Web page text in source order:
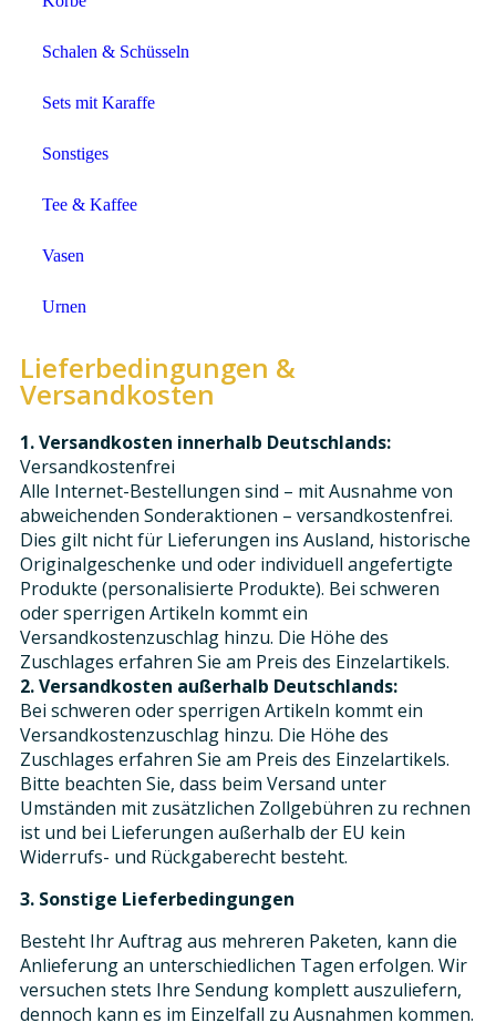
Schalen & Schüsseln
Sets mit Karaffe
Sonstiges
Tee & Kaffee
Vasen
Urnen
Lieferbedingungen &
Versandkosten
1. Versandkosten innerhalb Deutschlands:
Versandkostenfrei
Alle Internet-Bestellungen sind – mit Ausnahme von
abweichenden Sonderaktionen – versandkostenfrei.
Dies gilt nicht für Lieferungen ins Ausland, historische
Originalgeschenke und oder individuell angefertigte
Produkte (personalisierte Produkte). Bei schweren
oder sperrigen Artikeln kommt ein
Versandkostenzuschlag hinzu. Die Höhe des
Zuschlages erfahren Sie am Preis des Einzelartikels.
2. Versandkosten außerhalb Deutschlands:
Bei schweren oder sperrigen Artikeln kommt ein
Versandkostenzuschlag hinzu. Die Höhe des
Zuschlages erfahren Sie am Preis des Einzelartikels.
Bitte beachten Sie, dass beim Versand unter
Umständen mit zusätzlichen Zollgebühren zu rechnen
ist und bei Lieferungen außerhalb der EU kein
Widerrufs- und Rückgaberecht besteht.
3. Sonstige Lieferbedingungen
Besteht Ihr Auftrag aus mehreren Paketen, kann die
Anlieferung an unterschiedlichen Tagen erfolgen. Wir
versuchen stets Ihre Sendung komplett auszuliefern,
dennoch kann es im Einzelfall zu Ausnahmen kommen.